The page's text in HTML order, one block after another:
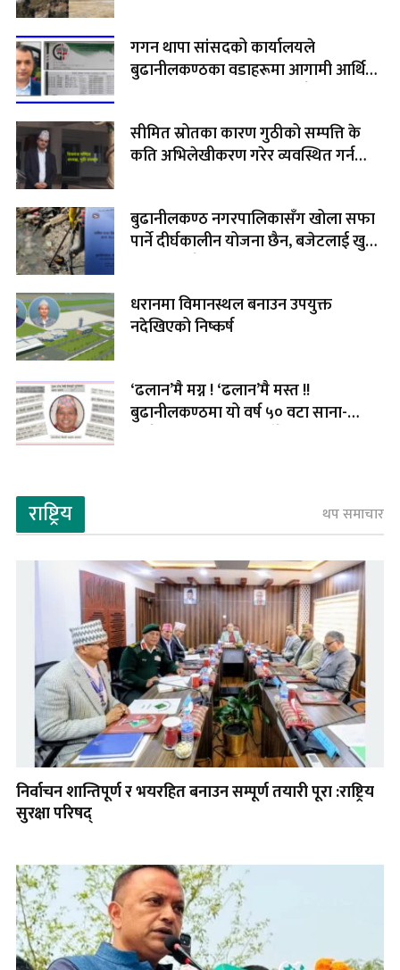
गगन थापा सांसदको कार्यालयले
बुढानीलकण्ठका वडाहरूमा आगामी आर्थिक
सीमित स्रोतका कारण गुठीको सम्पत्ति के
कति अभिलेखीकरण गरेर व्यवस्थित गर्न
बुढानीलकण्ठ नगरपालिकासँग खोला सफा
पार्ने दीर्घकालीन योजना छैन, बजेटलाई खुद्रा
धरानमा विमानस्थल बनाउन उपयुक्त
नदेखिएको निष्कर्ष
‘ढलान’मै मग्न ! ‘ढलान’मै मस्त !!
बुढानीलकण्ठमा यो वर्ष ५० वटा साना-
राष्ट्रिय थप समाचार
निर्वाचन शान्तिपूर्ण र भयरहित बनाउन सम्पूर्ण तयारी पूरा :राष्ट्रिय
सुरक्षा परिषद्